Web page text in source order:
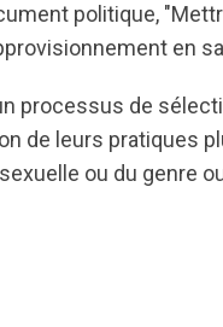
politique,
en
processus de
de leurs pratiques
ou du genre